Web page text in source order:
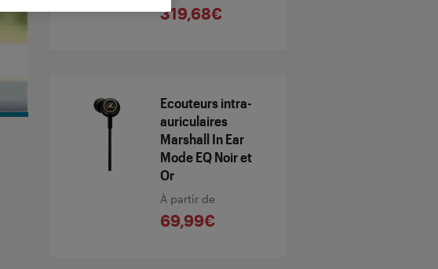
319,68€
Ecouteurs intra-
auriculaires
Marshall In Ear
Mode EQ Noir et
Or
À partir de
69,99€